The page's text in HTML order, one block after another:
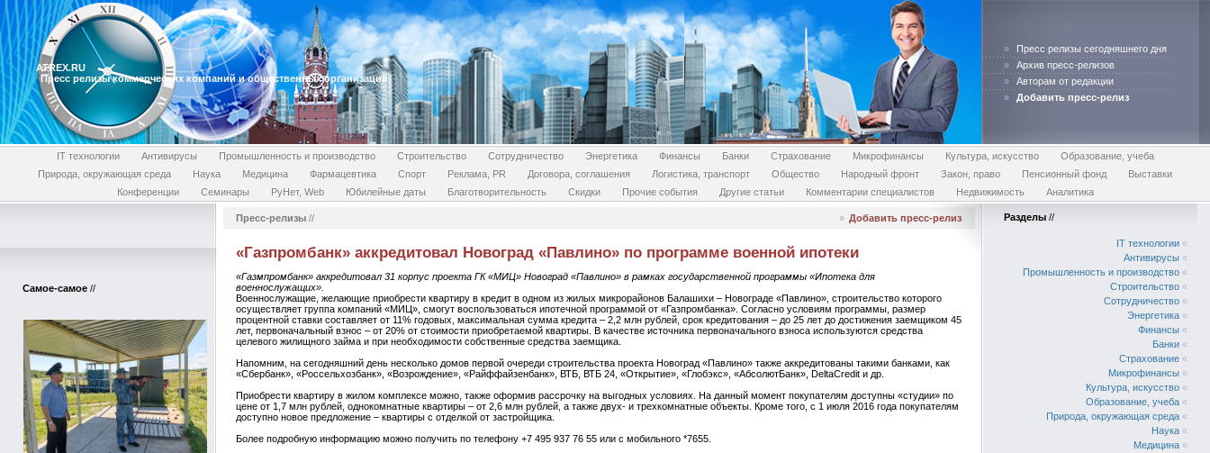
ATREX.RU
Пресс релизы коммерческих компаний и общественных организаций
»
Пресс релизы сегодняшнего дня
»
Архив пресс-релизов
»
Авторам от редакции
»
Добавить пресс-релиз
IT технологии Антивирусы Промышленность и производство Строительство Сотрудничество Энергетика Финансы Банки Страхование Микрофинансы Культура, искусство
Образование, учеба
Природа, окружающая среда
Наука Медицина Фармацевтика Спорт Реклама, PR Договора, соглашения Логистика, транспорт Общество Народный фронт Закон, право Пенсионный фонд
Выставки
Конференции
Семинары РуНет, Web Юбилейные даты Благотворительность Скидки Прочие события Другие статьи Комментарии специалистов Недвижимость Аналитика
Самое-самое //
Пресс-релизы // » Добавить пресс-релиз
«Газпромбанк» аккредитовал Новоград «Павлино» по программе военной ипотеки
«Газмпромбанк» аккредитовал 31 корпус проекта ГК «МИЦ» Новоград «Павлино» в рамках государственной программы «Ипотека для
военнослужащих».
Военнослужащие, желающие приобрести квартиру в кредит в одном из жилых микрорайонов Балашихи – Новограде «Павлино», строительство которого
осуществляет группа компаний «МИЦ», смогут воспользоваться ипотечной программой от «Газпромбанка». Согласно условиям программы, размер
процентной ставки составляет от 11% годовых, максимальная сумма кредита – 2,2 млн рублей, срок кредитования – до 25 лет до достижения заемщиком 45
лет, первоначальный взнос – от 20% от стоимости приобретаемой квартиры. В качестве источника первоначального взноса используются средства
целевого жилищного займа и при необходимости собственные средства заемщика.
Напомним, на сегодняшний день несколько домов первой очереди строительства проекта Новоград «Павлино» также аккредитованы такими банками, как
«Сбербанк», «Россельхозбанк», «Возрождение», «Райффайзенбанк», ВТБ, ВТБ 24, «Открытие», «Глобэкс», «АбсолютБанк», DeltaCredit и др.
Приобрести квартиру в жилом комплексе можно, также оформив рассрочку на выгодных условиях. На данный момент покупателям доступны «студии» по
цене от 1,7 млн рублей, однокомнатные квартиры – от 2,6 млн рублей, а также двух- и трехкомнатные объекты. Кроме того, с 1 июля 2016 года покупателям
доступно новое предложение – квартиры с отделкой от застройщика.
Более подробную информацию можно получить по телефону +7 495 937 76 55 или с мобильного *7655.
Разделы //
IT технологии «
Антивирусы «
Промышленность и производство «
Строительство «
Сотрудничество «
Энергетика «
Финансы «
Банки «
Страхование «
Микрофинансы «
Культура, искусство «
Образование, учеба «
Природа, окружающая среда «
Наука «
Медицина «